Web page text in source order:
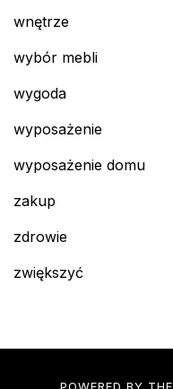
wnętrze
wybór mebli
wygoda
wyposażenie
wyposażenie domu
zakup
zdrowie
zwiększyć
POWERED BY THE